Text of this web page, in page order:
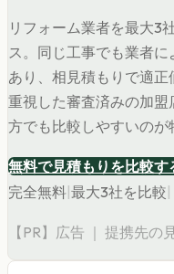
リフォーム業者を最大3
ス。同じ工事でも業者
あり、相見積もりで適
重視した審査済みの加
方でも比較しやすいのが
無料で見積もりを比較
完全無料 最大3社を比較
【PR】広告 ｜ 提携先